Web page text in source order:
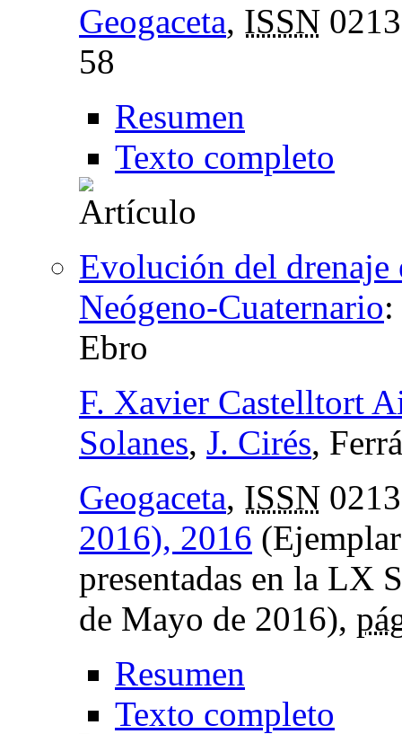
Geogaceta, ISSN
58
Resumen
Texto completo
Evolución del drenaje
Neógeno-Cuaternario:
Ebro
F. Xavier Castelltort
Solanes, J. Cirés,
Geogaceta, ISSN
2016), 2016
presentadas en la LX
de Mayo de 2016),
Resumen
Texto completo